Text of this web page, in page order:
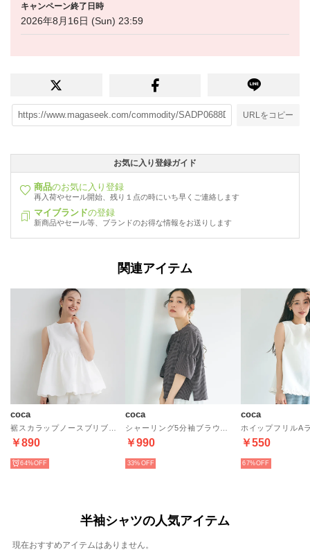
キャンペーン終了日時
2026年8月16日 (Sun) 23:59
URLをコピー
お気に入り登録ガイド
商品のお気に入り登録
再入荷やセール開始、残り１点の時にいち早くご連絡します
マイブランドの登録
新商品やセール等、ブランドのお得な情報をお送りします
関連アイテム
coca
￥890
64%
coca
￥990
33%
coca
￥550
67%
半袖シャツの人気アイテム
現在おすすめアイテムはありません。